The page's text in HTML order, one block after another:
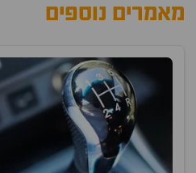
מאמרים נוספים